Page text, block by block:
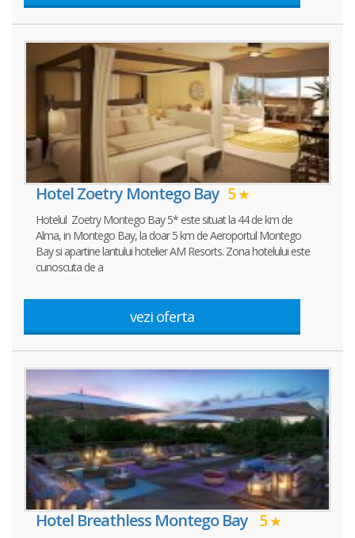
Hotel Zoetry Montego Bay 5
Hotelul Zoetry Montego Bay 5* este situat la 44 de km de
Alma, in Montego Bay, la doar 5 km de Aeroportul Montego
Bay si apartine lantului hotelier AM Resorts. Zona hotelului este
cunoscuta de a
vezi oferta
Hotel Breathless Montego Bay 5